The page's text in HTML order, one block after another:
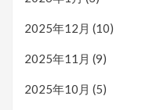
2025年12月 (10)
2025年11月 (9)
2025年10月 (5)